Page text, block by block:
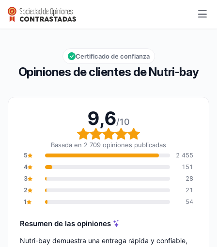
Nutri-bay
Calificación global: 9,6 de 10
9,6/10
Opiniones de clientes de Nutri-bay
Certificado de confianza
9,6/10
Calificación global: 9,6
Basada en 2 709 opiniones publicadas
5
2 455
4
151
3
28
2
21
1
54
Resumen de las opiniones
Nutri-bay demuestra una entrega rápida y confiable,